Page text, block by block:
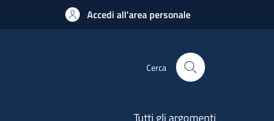
Accedi all'area personale
Cerca
Tutti gli argomenti